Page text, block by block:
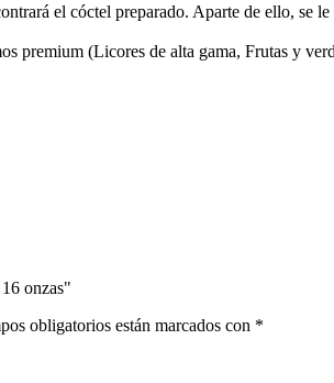
el cóctel preparado. Aparte de ello, se
premium (Licores de alta gama, Frutas y
onzas"
obligatorios están marcados con *